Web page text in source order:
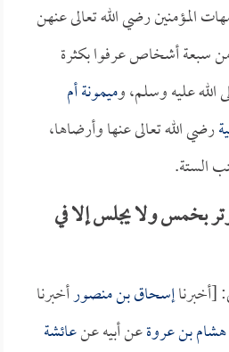
المؤمنين رضي الله تعالى عنهن
سبعة أشخاص عرفوا بكثرة
عليه وسلم، وميمونة أم
رضي الله تعالى عنها وأرضاها،
الستة.
بخمس ولا يجلس إلا في
[أخبرناإسحاق بن منصورأخبرنا
هشام بن عروةعن أبيه عنعائشة